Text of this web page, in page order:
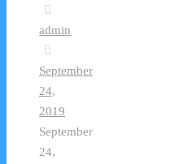
admin
September
24,
2019
September
24,